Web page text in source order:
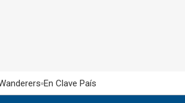
En Clave País